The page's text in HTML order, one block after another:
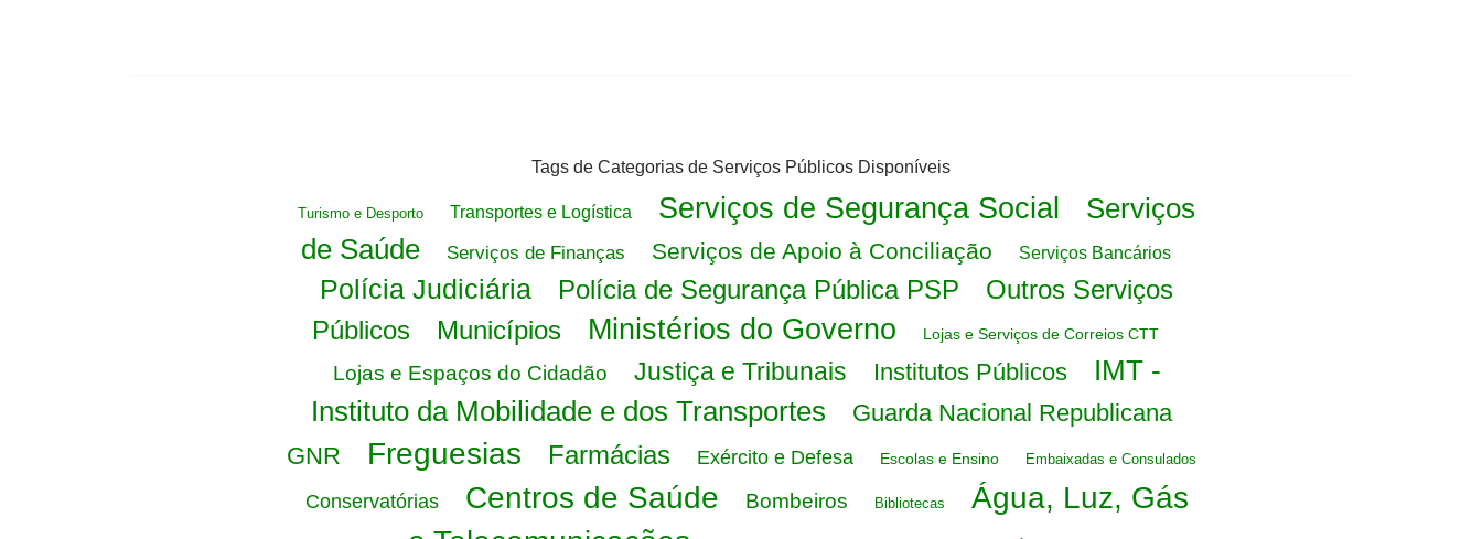
Tags de Categorias de Serviços Públicos Disponíveis
Turismo e Desporto Transportes e Logística Serviços de Segurança Social
Serviços
de Saúde
Serviços de Finanças Serviços de Apoio à Conciliação Serviços Bancários
Polícia Judiciária Polícia de Segurança Pública PSP
Outros Serviços
Públicos
Municípios Ministérios do Governo Lojas e Serviços de Correios CTT
Lojas e Espaços do Cidadão Justiça e Tribunais Institutos Públicos
IMT -
Instituto da Mobilidade e dos Transportes
Guarda Nacional Republicana
GNR
Freguesias Farmácias Exército e Defesa Escolas e Ensino Embaixadas e Consulados
Conservatórias Centros de Saúde Bombeiros Bibliotecas
Água, Luz, Gás